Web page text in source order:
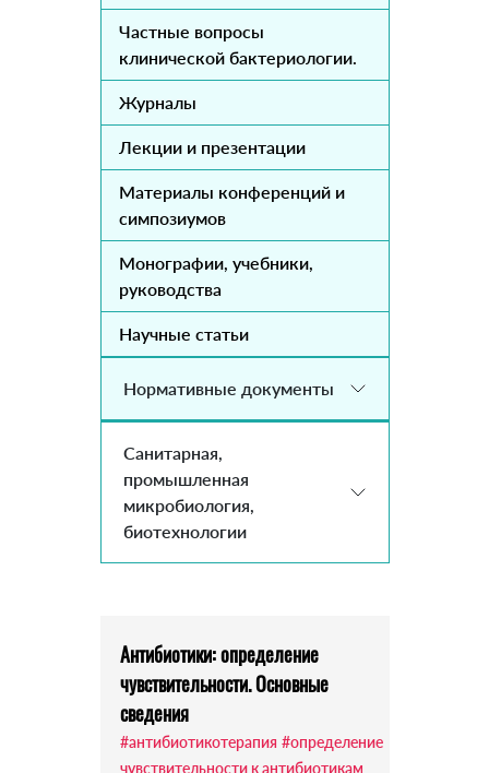
Частные вопросы
клинической бактериологии.
Журналы
Лекции и презентации
Материалы конференций и
симпозиумов
Монографии, учебники,
руководства
Научные статьи
Нормативные документы
Санитарная,
промышленная
микробиология,
биотехнологии
Антибиотики: определение
чувствительности. Основные
сведения
#антибиотикотерапия #определение
чувствительности к антибиотикам